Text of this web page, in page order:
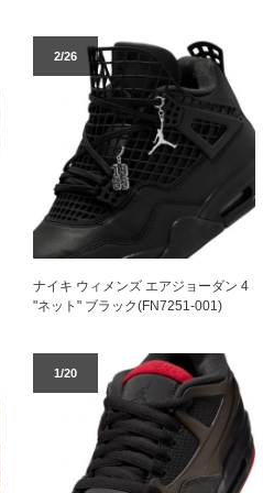
2/26
ナイキ ウィメンズ エアジョーダン 4
"ネット" ブラック(FN7251-001)
1/20